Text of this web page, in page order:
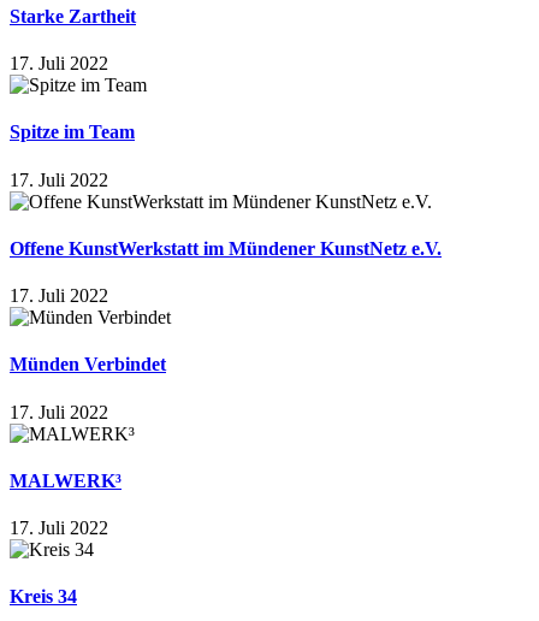
Starke Zartheit
17. Juli 2022
Spitze im Team
17. Juli 2022
Offene KunstWerkstatt im Mündener KunstNetz e.V.
17. Juli 2022
Münden Verbindet
17. Juli 2022
MALWERK³
17. Juli 2022
Kreis 34